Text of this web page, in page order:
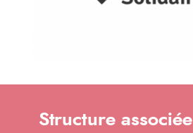
Structure associée